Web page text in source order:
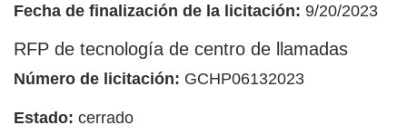
Fecha de finalización de la licitación: 9/20/2023
RFP de tecnología de centro de llamadas
Número de licitación: GCHP06132023
Estado: cerrado